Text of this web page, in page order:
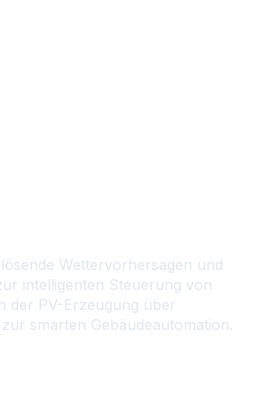
Wettervorhersagen und
intelligenten Steuerung von
der PV-Erzeugung über
smarten Gebäudeautomation.